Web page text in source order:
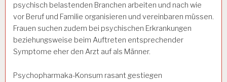
psychisch belastenden Branchen arbeiten und nach wie
vor Beruf und Familie organisieren und vereinbaren müssen.
Frauen suchen zudem bei psychischen Erkrankungen
beziehungsweise beim Auftreten entsprechender
Symptome eher den Arzt auf als Männer.
Psychopharmaka-Konsum rasant gestiegen